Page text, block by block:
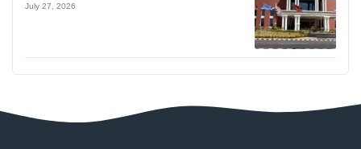
July 27, 2026